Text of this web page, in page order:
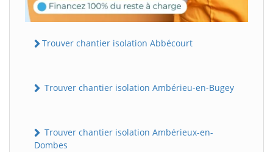
Trouver chantier isolation Abbécourt
Trouver chantier isolation Ambérieu-en-Bugey
Trouver chantier isolation Ambérieux-en-
Dombes